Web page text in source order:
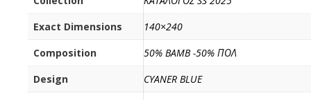
Exact Dimensions
140×240
Composition
50% BAMB -50% ΠΟΛ
Design
CYANER BLUE